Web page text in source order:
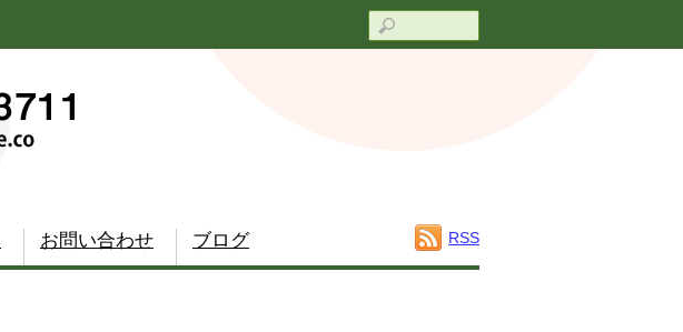
RSS
お問い合わせ ブログ